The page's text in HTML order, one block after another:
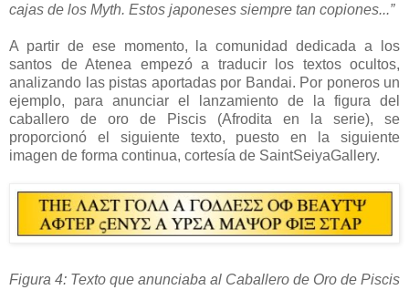
cajas de los Myth. Estos japoneses siempre tan copiones...”
A partir de ese momento, la comunidad dedicada a los
santos de Atenea empezó a traducir los textos ocultos,
analizando las pistas aportadas por Bandai. Por poneros un
ejemplo, para anunciar el lanzamiento de la figura del
caballero de oro de Piscis (Afrodita en la serie), se
proporcionó el siguiente texto, puesto en la siguiente
imagen de forma continua, cortesía de SaintSeiyaGallery.
Figura 4: Texto que anunciaba al Caballero de Oro de Piscis